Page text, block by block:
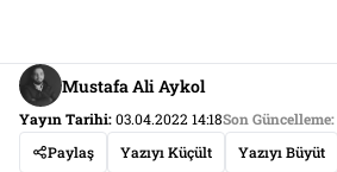
Mustafa Ali Aykol
Yayın Tarihi:03.04.2022 14:18Son Güncelleme:
Paylaş
Yazıyı Küçült Yazıyı Büyüt